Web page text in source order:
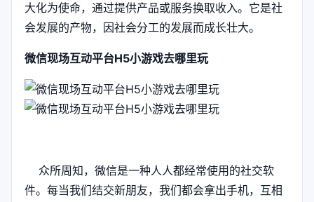
大化为使命，通过提供产品或服务换取收入。它是社
会发展的产物，因社会分工的发展而成长壮大。
微信现场互动平台H5小游戏去哪里玩
众所周知，微信是一种人人都经常使用的社交软
件。每当我们结交新朋友，我们都会拿出手机，互相